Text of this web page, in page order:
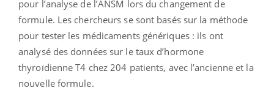
pour l’analyse de l’ANSM lors du changement de
formule. Les chercheurs se sont basés sur la méthode
pour tester les médicaments génériques : ils ont
analysé des données sur le taux d’hormone
thyroïdienne T4 chez 204 patients, avec l’ancienne et la
nouvelle formule.